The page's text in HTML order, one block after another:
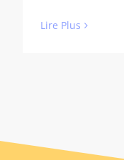
Lire Plus